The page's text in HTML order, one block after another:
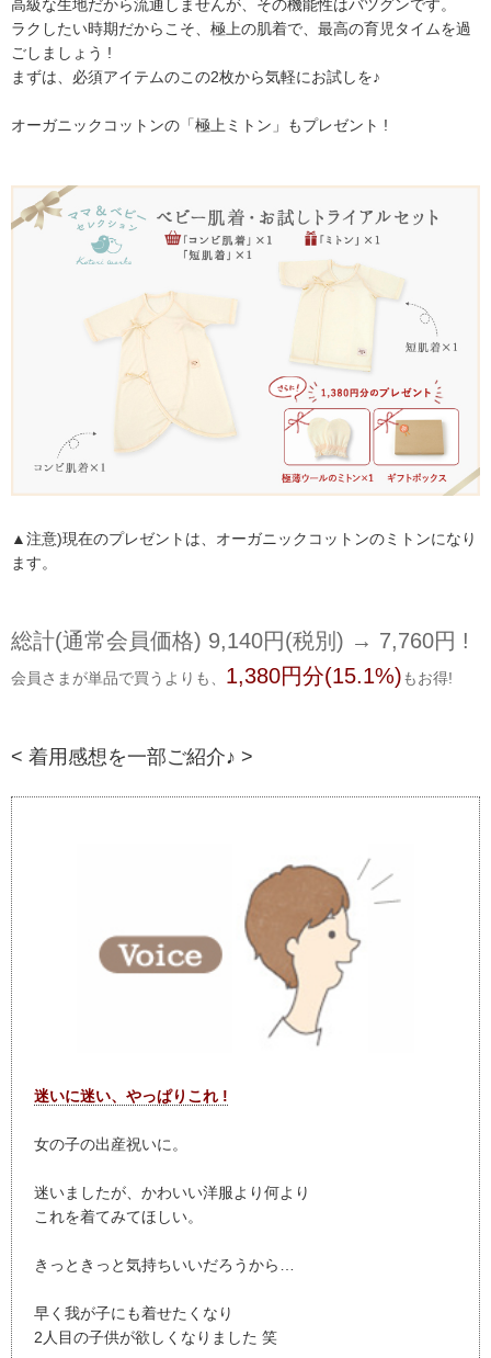
高級な生地だから流通しませんが、その機能性はバツグンです。
ラクしたい時期だからこそ、極上の肌着で、最高の育児タイムを過
ごしましょう !
まずは、必須アイテムのこの2枚から気軽にお試しを♪
オーガニックコットンの「極上ミトン」もプレゼント !
▲注意)現在のプレゼントは、オーガニックコットンのミトンになり
ます。
総計(通常会員価格) 9,140円(税別) → 7,760円 !
会員さまが単品で買うよりも、 1,380円分(15.1%)もお得!
< 着用感想を一部ご紹介♪ >
迷いに迷い、やっぱりこれ !
女の子の出産祝いに。
迷いましたが、かわいい洋服より何より
これを着てみてほしい。
きっときっと気持ちいいだろうから…
早く我が子にも着せたくなり
2人目の子供が欲しくなりました 笑